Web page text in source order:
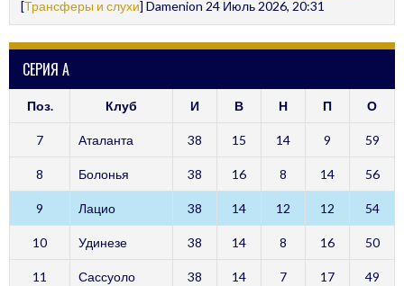
[Трансферы и слухи] Damenion 24 Июль 2026, 20:31
СЕРИЯ А
Поз. Клуб И В Н П О
7 Аталанта 38 15 14 9 59
8 Болонья 38 16 8 14 56
9 Лацио 38 14 12 12 54
10 Удинезе 38 14 8 16 50
11 Сассуоло 38 14 7 17 49